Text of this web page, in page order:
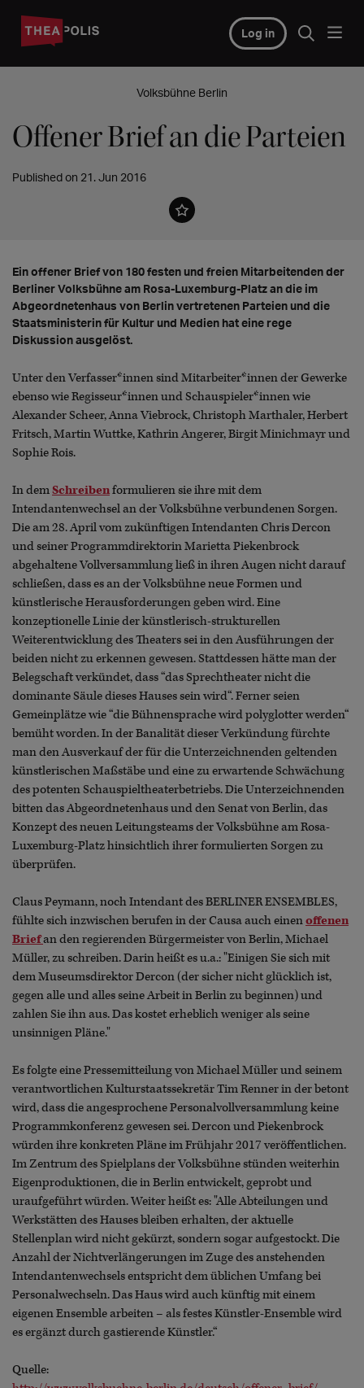
Log in
Volksbühne Berlin
Offener Brief an die Parteien
Published on 21. Jun 2016
Ein offener Brief von 180 festen und freien Mitarbeitenden der
Berliner Volksbühne am Rosa-Luxemburg-Platz an die im
Abgeordnetenhaus von Berlin vertretenen Parteien und die
Staatsministerin für Kultur und Medien hat eine rege
Diskussion ausgelöst.
Unter den Verfasser*innen sind Mitarbeiter*innen der Gewerke
ebenso wie Regisseur*innen und Schauspieler*innen wie
Alexander Scheer, Anna Viebrock, Christoph Marthaler, Herbert
Fritsch, Martin Wuttke, Kathrin Angerer, Birgit Minichmayr und
Sophie Rois.
In demSchreibenformulieren sie ihre mit dem
Intendantenwechsel an der Volksbühne verbundenen Sorgen.
Die am 28. April vom zukünftigen Intendanten Chris Dercon
und seiner Programmdirektorin Marietta Piekenbrock
abgehaltene Vollversammlung ließ in ihren Augen nicht darauf
schließen, dass es an der Volksbühne neue Formen und
künstlerische Herausforderungen geben wird. Eine
konzeptionelle Linie der künstlerisch-strukturellen
Weiterentwicklung des Theaters sei in den Ausführungen der
beiden nicht zu erkennen gewesen. Stattdessen hätte man der
Belegschaft verkündet, dass “das Sprechtheater nicht die
dominante Säule dieses Hauses sein wird“. Ferner seien
Gemeinplätze wie “die Bühnensprache wird polyglotter werden“
bemüht worden. In der Banalität dieser Verkündung fürchte
man den Ausverkauf der für die Unterzeichnenden geltenden
künstlerischen Maßstäbe und eine zu erwartende Schwächung
des potenten Schauspieltheaterbetriebs. Die Unterzeichnenden
bitten das Abgeordnetenhaus und den Senat von Berlin, das
Konzept des neuen Leitungsteams der Volksbühne am Rosa-
Luxemburg-Platz hinsichtlich ihrer formulierten Sorgen zu
überprüfen.
Claus Peymann, noch Intendant des BERLINER ENSEMBLES,
fühlte sich inzwischen berufen in der Causa auch einenoffenen
Briefan den regierenden Bürgermeister von Berlin, Michael
Müller, zu schreiben. Darin heißt es u.a.: "Einigen Sie sich mit
dem Museumsdirektor Dercon (der sicher nicht glücklich ist,
gegen alle und alles seine Arbeit in Berlin zu beginnen) und
zahlen Sie ihn aus. Das kostet erheblich weniger als seine
unsinnigen Pläne."
Es folgte eine Pressemitteilung von Michael Müller und seinem
verantwortlichen Kulturstaatssekretär Tim Renner in der betont
wird, dass die angesprochene Personalvollversammlung keine
Programmkonferenz gewesen sei. Dercon und Piekenbrock
würden ihre konkreten Pläne im Frühjahr 2017 veröffentlichen.
Im Zentrum des Spielplans der Volksbühne stünden weiterhin
Eigenproduktionen, die in Berlin entwickelt, geprobt und
uraufgeführt würden. Weiter heißt es: "Alle Abteilungen und
Werkstätten des Hauses bleiben erhalten, der aktuelle
Stellenplan wird nicht gekürzt, sondern sogar aufgestockt. Die
Anzahl der Nichtverlängerungen im Zuge des anstehenden
Intendantenwechsels entspricht dem üblichen Umfang bei
Personalwechseln. Das Haus wird auch künftig mit einem
eigenen Ensemble arbeiten – als festes Künstler-Ensemble wird
es ergänzt durch gastierende Künstler.“
Quelle: